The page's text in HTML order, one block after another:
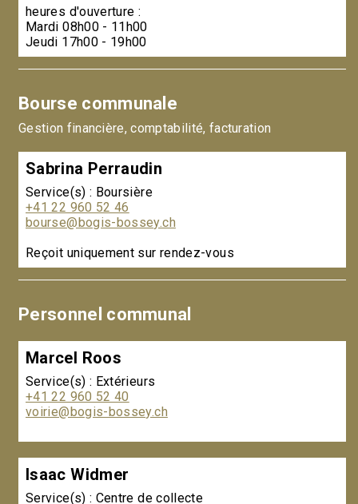
heures d'ouverture :
Mardi 08h00 - 11h00
Jeudi 17h00 - 19h00
Bourse communale
Gestion financière, comptabilité, facturation
Sabrina Perraudin
Service(s) : Boursière
+41 22 960 52 46
bourse@bogis-bossey.ch
Reçoit uniquement sur rendez-vous
Personnel communal
Marcel Roos
Service(s) : Extérieurs
+41 22 960 52 40
voirie@bogis-bossey.ch
Isaac Widmer
Service(s) : Centre de collecte